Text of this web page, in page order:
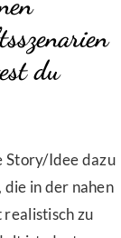
du
Story/Idee dazu
die in der nahen
zu